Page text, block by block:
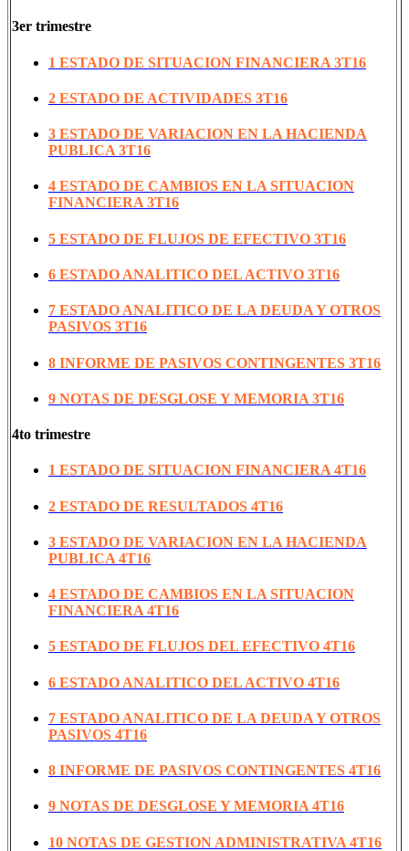
3er trimestre
1 ESTADO DE SITUACION FINANCIERA 3T16
2 ESTADO DE ACTIVIDADES 3T16
3 ESTADO DE VARIACION EN LA HACIENDA
PUBLICA 3T16
4 ESTADO DE CAMBIOS EN LA SITUACION
FINANCIERA 3T16
5 ESTADO DE FLUJOS DE EFECTIVO 3T16
6 ESTADO ANALITICO DEL ACTIVO 3T16
7 ESTADO ANALITICO DE LA DEUDA Y OTROS
PASIVOS 3T16
8 INFORME DE PASIVOS CONTINGENTES 3T16
9 NOTAS DE DESGLOSE Y MEMORIA 3T16
4to trimestre
1 ESTADO DE SITUACION FINANCIERA 4T16
2 ESTADO DE RESULTADOS 4T16
3 ESTADO DE VARIACION EN LA HACIENDA
PUBLICA 4T16
4 ESTADO DE CAMBIOS EN LA SITUACION
FINANCIERA 4T16
5 ESTADO DE FLUJOS DEL EFECTIVO 4T16
6 ESTADO ANALITICO DEL ACTIVO 4T16
7 ESTADO ANALITICO DE LA DEUDA Y OTROS
PASIVOS 4T16
8 INFORME DE PASIVOS CONTINGENTES 4T16
9 NOTAS DE DESGLOSE Y MEMORIA 4T16
10 NOTAS DE GESTION ADMINISTRATIVA 4T16